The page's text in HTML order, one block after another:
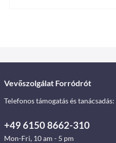
Vevőszolgálat Forródrót
Telefonos támogatás és tanácsadás:
+49 6150 8662-310
Mon-Fri, 10 am - 5 pm